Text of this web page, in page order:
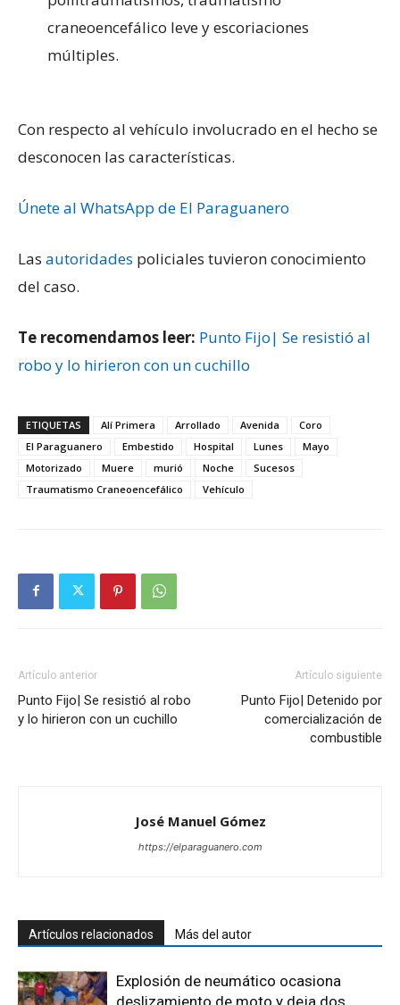
craneoencefálico leve y escoriaciones
múltiples.
Con respecto al vehículo involucrado en el hecho se
desconocen las características.
Únete al WhatsApp de El Paraguanero
Las autoridades policiales tuvieron conocimiento
del caso.
Te recomendamos leer: Punto Fijo| Se resistió al
robo y lo hirieron con un cuchillo
ETIQUETAS Alí Primera Arrollado Avenida
Coro
El Paraguanero
Embestido Hospital Lunes
Mayo
Motorizado
Muere murió Noche
Sucesos
Traumatismo Craneoencefálico
Vehículo
Artículo anterior
Punto Fijo| Se resistió al robo
y lo hirieron con un cuchillo
Artículo siguiente
Punto Fijo| Detenido por
comercialización de
combustible
José Manuel Gómez
https://elparaguanero.com
Artículos relacionados Más del autor
Explosión de neumático ocasiona
deslizamiento de moto y deja dos